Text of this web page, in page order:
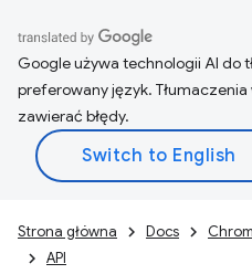
Google używa technologii AI do
preferowany język.
zawierać błędy.
Strona główna Docs
API